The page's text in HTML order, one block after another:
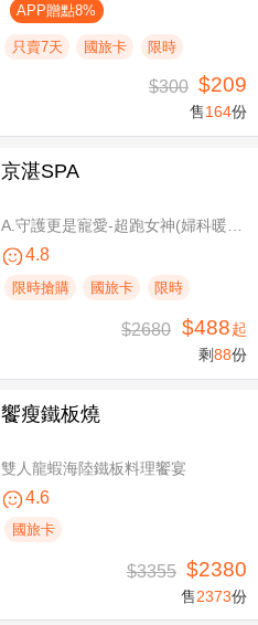
APP贈點8%
只賣7天 國旅卡 限時
$300 $209
售164份
京湛SPA
A.守護更是寵愛-超跑女神(婦科暖宮/柔波美胸 SPA 二選一)全程70分(手技60分) / B.升級澳洲大地之禮！嚴選獵人谷Hunter's Dream精油，六支植萃單方全身油壓SPA100分(手技80分) / C.玫瑰水感高透光膚況-頂級美白保濕晶透臉部SPA課程80分(純手技)
4.8
限時搶購 國旅卡 限時
$2680 $488起
剩88份
饗瘦鐵板燒
雙人龍蝦海陸鐵板料理饗宴
4.6
國旅卡
$3355 $2380
售2373份